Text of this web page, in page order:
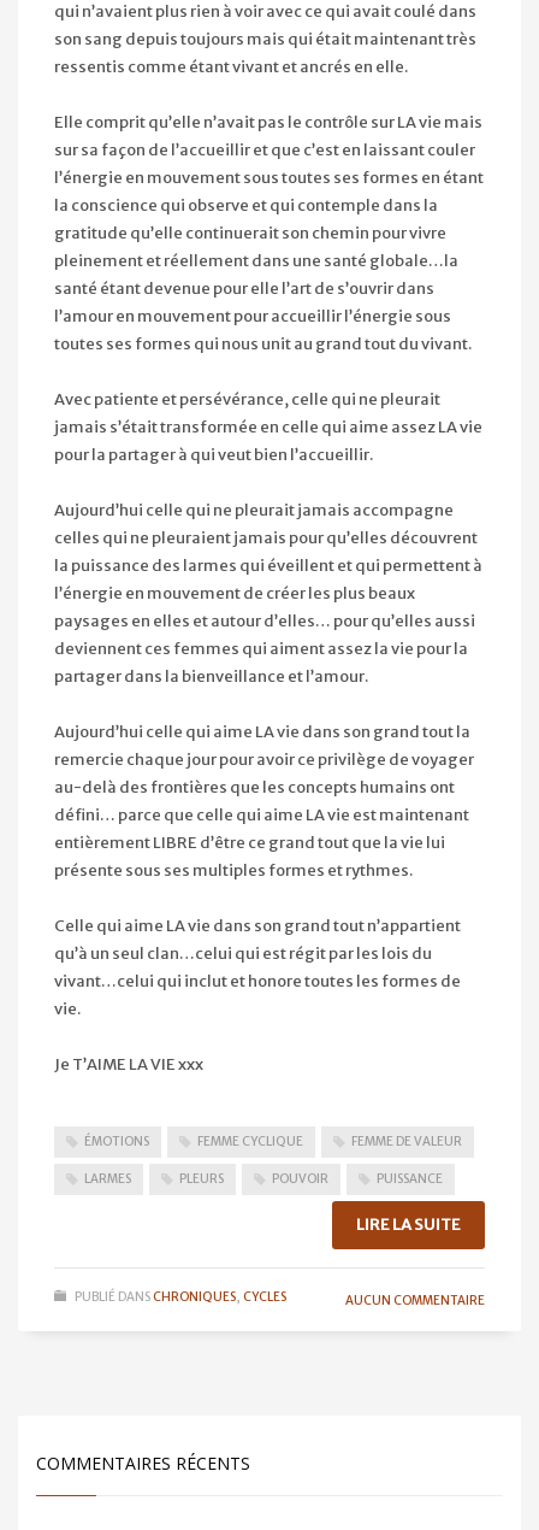
qui n’avaient plus rien à voir avec ce qui avait coulé dans
son sang depuis toujours mais qui était maintenant très
ressentis comme étant vivant et ancrés en elle.
Elle comprit qu’elle n’avait pas le contrôle sur LA vie mais
sur sa façon de l’accueillir et que c’est en laissant couler
l’énergie en mouvement sous toutes ses formes en étant
la conscience qui observe et qui contemple dans la
gratitude qu’elle continuerait son chemin pour vivre
pleinement et réellement dans une santé globale…la
santé étant devenue pour elle l’art de s’ouvrir dans
l’amour en mouvement pour accueillir l’énergie sous
toutes ses formes qui nous unit au grand tout du vivant.
Avec patiente et persévérance, celle qui ne pleurait
jamais s’était transformée en celle qui aime assez LA vie
pour la partager à qui veut bien l’accueillir.
Aujourd’hui celle qui ne pleurait jamais accompagne
celles qui ne pleuraient jamais pour qu’elles découvrent
la puissance des larmes qui éveillent et qui permettent à
l’énergie en mouvement de créer les plus beaux
paysages en elles et autour d’elles… pour qu’elles aussi
deviennent ces femmes qui aiment assez la vie pour la
partager dans la bienveillance et l’amour.
Aujourd’hui celle qui aime LA vie dans son grand tout la
remercie chaque jour pour avoir ce privilège de voyager
au-delà des frontières que les concepts humains ont
défini… parce que celle qui aime LA vie est maintenant
entièrement LIBRE d’être ce grand tout que la vie lui
présente sous ses multiples formes et rythmes.
Celle qui aime LA vie dans son grand tout n’appartient
qu’à un seul clan…celui qui est régit par les lois du
vivant…celui qui inclut et honore toutes les formes de
vie.
Je T’AIME LA VIE xxx
ÉMOTIONS FEMME CYCLIQUE FEMME DE VALEUR
LARMES PLEURS POUVOIR PUISSANCE
LIRE LA SUITE
PUBLIÉ DANSCHRONIQUES, CYCLES AUCUN COMMENTAIRE
COMMENTAIRES RÉCENTS